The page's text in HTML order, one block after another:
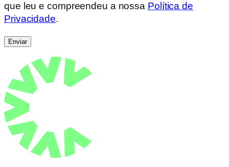
que leu e compreendeu a nossa Política de
Privacidade.